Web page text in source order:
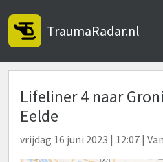
TraumaRadar.nl
Lifeliner 4 naar
Eelde
vrijdag 16 juni 2023 | 12:07 |